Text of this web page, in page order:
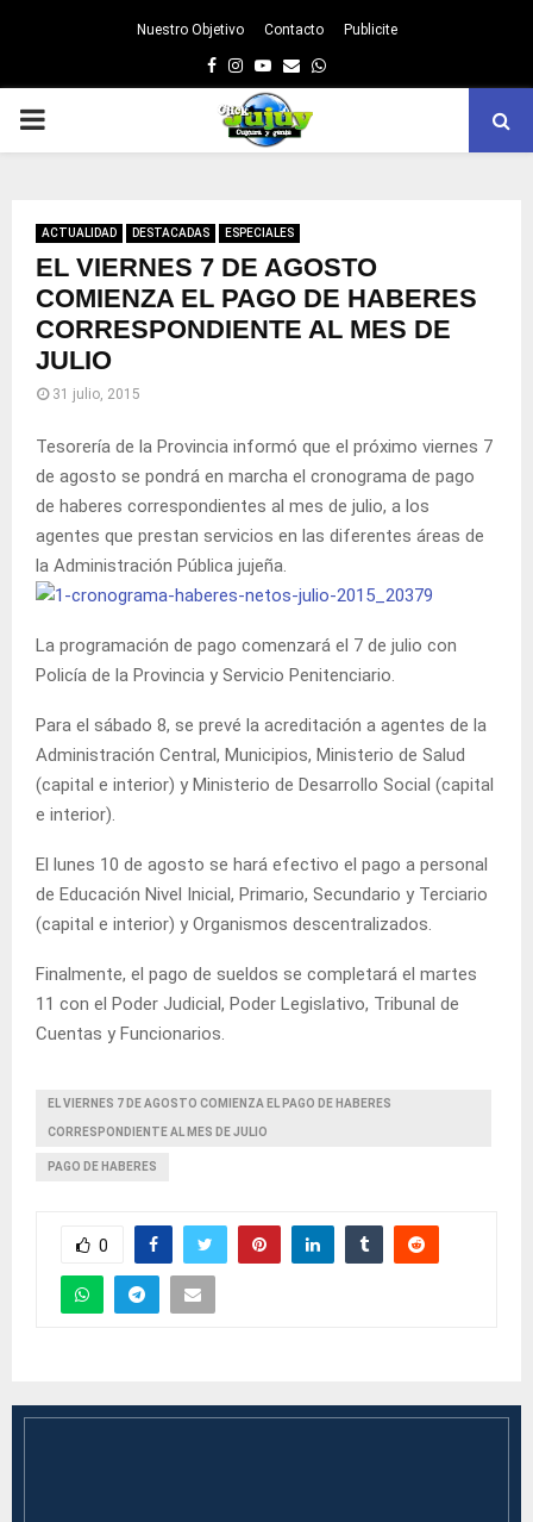
Nuestro Objetivo Contacto Publicite
Facebook
Instagram
Youtube
EmailWhatsapp
PRIMARY
ACTUALIDAD DESTACADAS ESPECIALES
EL VIERNES 7 DE AGOSTO
COMIENZA EL PAGO DE HABERES
CORRESPONDIENTE AL MES DE
JULIO
31 julio, 2015
Tesorería de la Provincia informó que el próximo viernes 7
de agosto se pondrá en marcha el cronograma de pago
de haberes correspondientes al mes de julio, a los
agentes que prestan servicios en las diferentes áreas de
la Administración Pública jujeña.
La programación de pago comenzará el 7 de julio con
Policía de la Provincia y Servicio Penitenciario.
Para el sábado 8, se prevé la acreditación a agentes de la
Administración Central, Municipios, Ministerio de Salud
(capital e interior) y Ministerio de Desarrollo Social (capital
e interior).
El lunes 10 de agosto se hará efectivo el pago a personal
de Educación Nivel Inicial, Primario, Secundario y Terciario
(capital e interior) y Organismos descentralizados.
Finalmente, el pago de sueldos se completará el martes
11 con el Poder Judicial, Poder Legislativo, Tribunal de
Cuentas y Funcionarios.
EL VIERNES 7 DE AGOSTO COMIENZA EL PAGO DE HABERES
CORRESPONDIENTE AL MES DE JULIO
PAGO DE HABERES
0